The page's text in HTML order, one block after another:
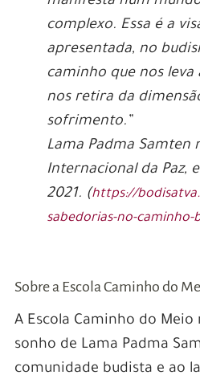
complexo. Essa é a
apresentada, no
caminho que nos leva
nos retira da
sofrimento.”
Lama Padma Samten
Internacional da Paz,
2021. (https://
sabedorias-no-caminho-
Sobre a Escola Caminho do
A Escola Caminho do
sonho de Lama Padma
comunidade budista e ao